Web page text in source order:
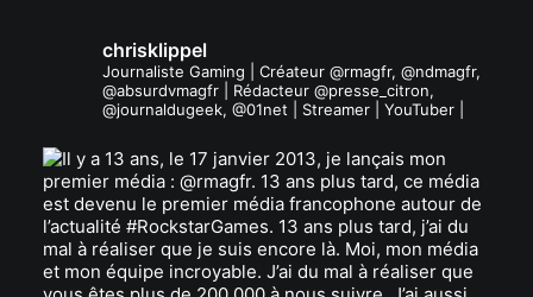
chrisklippel
Journaliste Gaming | Créateur @rmagfr, @ndmagfr,
@absurdvmagfr | Rédacteur @presse_citron,
@journaldugeek, @01net | Streamer | YouTuber |